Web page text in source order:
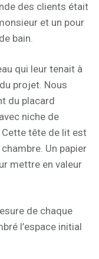
a
t
n
des clients était
et un pour
bain.
qui leur tenait à
projet. Nous
du placard
niche de
tête de lit est
Un papier
mettre en valeur
de chaque
l’espace initial